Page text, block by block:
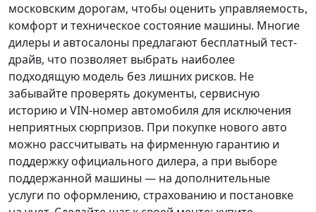
московским дорогам, чтобы оценить управляемость,
комфорт и техническое состояние машины. Многие
дилеры и автосалоны предлагают бесплатный тест-
драйв, что позволяет выбрать наиболее
подходящую модель без лишних рисков. Не
забывайте проверять документы, сервисную
историю и VIN-номер автомобиля для исключения
неприятных сюрпризов. При покупке нового авто
можно рассчитывать на фирменную гарантию и
поддержку официального дилера, а при выборе
поддержанной машины — на дополнительные
услуги по оформлению, страхованию и постановке